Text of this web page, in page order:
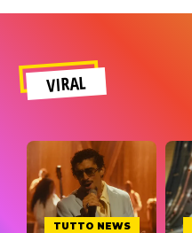
VIRAL
TUTTO NEWS